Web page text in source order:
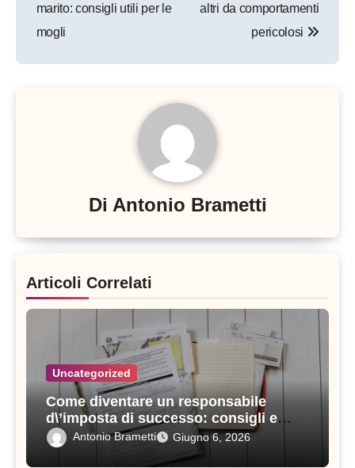
marito: consigli utili per le
mogli
altri da comportamenti
pericolosi
Di Antonio Brametti
Articoli Correlati
Uncategorized
Come diventare un responsabile
d\’imposta di successo: consigli e
strategie vincenti
Antonio Brametti Giugno 6, 2026